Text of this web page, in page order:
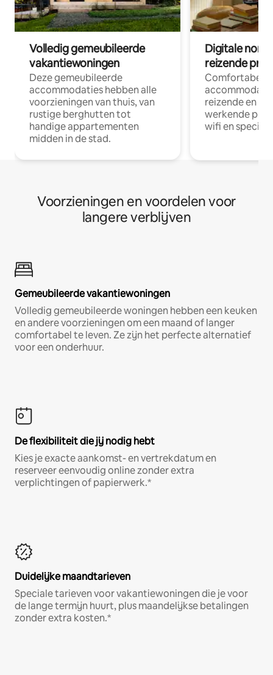
Volledig gemeubileerde
vakantiewoningen
Deze gemeubileerde
accommodaties hebben alle
voorzieningen van thuis, van
rustige berghutten tot
handige appartementen
midden in de stad.
Digitale
reizende
Comfortabele
reizende en
werkende
wifi en
Voorzieningen en voordelen voor
langere verblijven
Gemeubileerde vakantiewoningen
Volledig gemeubileerde woningen hebben een keuken
en andere voorzieningen om een maand of langer
comfortabel te leven. Ze zijn het perfecte alternatief
voor een onderhuur.
De flexibiliteit die jij nodig hebt
Kies je exacte aankomst- en vertrekdatum en
reserveer eenvoudig online zonder extra
verplichtingen of papierwerk.*
Duidelijke maandtarieven
Speciale tarieven voor vakantiewoningen die je voor
de lange termijn huurt, plus maandelijkse betalingen
zonder extra kosten.*